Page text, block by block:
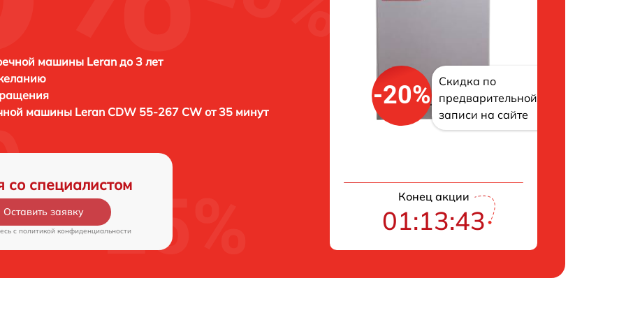
машины Leran до 3 лет
машины Leran CDW 55-267 CW от 35 минут
со специалистом
Оставить заявку
c политикой конфиденциальности
-20%
Скидка по
предварительной
записи на сайте
Конец акции
01:13:43